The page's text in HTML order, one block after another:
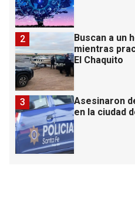
Buscan a un
mientras
El Chaquito
2
Asesinaron
en la ciudad
3